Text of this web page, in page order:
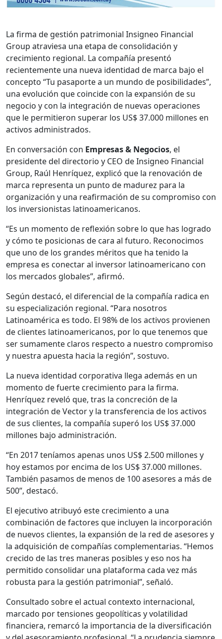
La firma de gestión patrimonial Insigneo Financial
Group atraviesa una etapa de consolidación y
crecimiento regional. La compañía presentó
recientemente una nueva identidad de marca bajo el
concepto “Tu pasaporte a un mundo de posibilidades”,
una evolución que coincide con la expansión de su
negocio y con la integración de nuevas operaciones
que le permitieron superar los US$ 37.000 millones en
activos administrados.
En conversación con Empresas & Negocios, el
presidente del directorio y CEO de Insigneo Financial
Group, Raúl Henríquez, explicó que la renovación de
marca representa un punto de madurez para la
organización y una reafirmación de su compromiso con
los inversionistas latinoamericanos.
“Es un momento de reflexión sobre lo que has logrado
y cómo te posicionas de cara al futuro. Reconocimos
que uno de los grandes méritos que ha tenido la
empresa es conectar al inversor latinoamericano con
los mercados globales”, afirmó.
Según destacó, el diferencial de la compañía radica en
su especialización regional. “Para nosotros
Latinoamérica es todo. El 98% de los activos provienen
de clientes latinoamericanos, por lo que tenemos que
ser sumamente claros respecto a nuestro compromiso
y nuestra apuesta hacia la región”, sostuvo.
La nueva identidad corporativa llega además en un
momento de fuerte crecimiento para la firma.
Henríquez reveló que, tras la concreción de la
integración de Vector y la transferencia de los activos
de sus clientes, la compañía superó los US$ 37.000
millones bajo administración.
“En 2017 teníamos apenas unos US$ 2.500 millones y
hoy estamos por encima de los US$ 37.000 millones.
También pasamos de menos de 100 asesores a más de
500”, destacó.
El ejecutivo atribuyó este crecimiento a una
combinación de factores que incluyen la incorporación
de nuevos clientes, la expansión de la red de asesores y
la adquisición de compañías complementarias. “Hemos
crecido de las tres maneras posibles y eso nos ha
permitido consolidar una plataforma cada vez más
robusta para la gestión patrimonial”, señaló.
Consultado sobre el actual contexto internacional,
marcado por tensiones geopolíticas y volatilidad
financiera, remarcó la importancia de la diversificación